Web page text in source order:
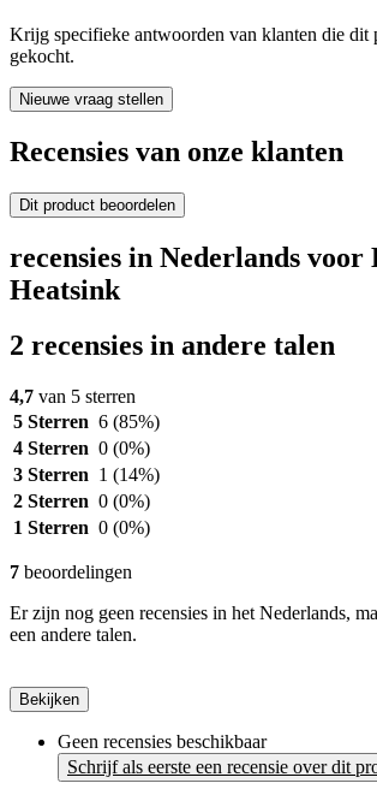
Krijg specifieke antwoorden van klanten die dit
gekocht.
Nieuwe vraag stellen
Recensies van onze klanten
Dit product beoordelen
recensies in Nederlands voor
Heatsink
2 recensies in andere talen
4,7 van 5 sterren
5 Sterren 6 (85%)
4 Sterren 0 (0%)
3 Sterren 1 (14%)
2 Sterren 0 (0%)
1 Sterren 0 (0%)
7 beoordelingen
Er zijn nog geen recensies in het Nederlands,
een andere talen.
Bekijken
Geen recensies beschikbaar
Schrijf als eerste een recensie over dit